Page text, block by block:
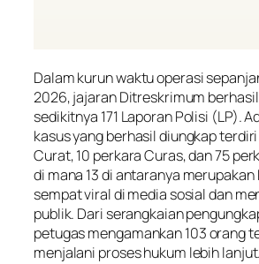
Dalam kurun waktu operasi
2026, jajaran Ditreskrimum
sedikitnya 171 Laporan Polisi (LP).
kasus yang berhasil diungkap
Curat, 10 perkara Curas, dan 75
di mana 13 di antaranya merupakan
sempat viral di media sosial dan
publik. Dari serangkaian
petugas mengamankan 103 orang
menjalani proses hukum lebih lanjut.